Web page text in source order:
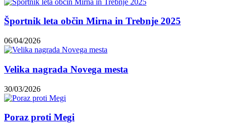
Športnik leta občin Mirna in Trebnje 2025
06/04/2026
Velika nagrada Novega mesta
30/03/2026
Poraz proti Megi